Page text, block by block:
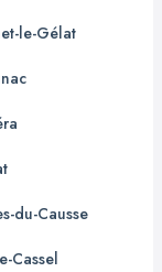
le-Gélat
du-Causse
Cassel